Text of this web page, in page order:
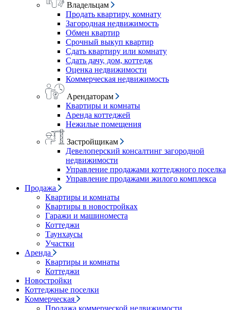
Владельцам
Продать квартиру, комнату
Загородная недвижимость
Обмен квартир
Срочный выкуп квартир
Сдать квартиру или комнату
Сдать дачу, дом, коттедж
Оценка недвижимости
Коммерческая недвижимость
Арендаторам
Квартиры и комнаты
Аренда коттеджей
Нежилые помещения
Застройщикам
Девелоперский консалтинг загородной
недвижимости
Управление продажами коттеджного поселка
Управление продажами жилого комплекса
Продажа
Квартиры и комнаты
Квартиры в новостройках
Гаражи и машиноместа
Коттеджи
Таунхаусы
Участки
Аренда
Квартиры и комнаты
Коттеджи
Новостройки
Коттеджные поселки
Коммерческая
Продажа коммерческой недвижимости